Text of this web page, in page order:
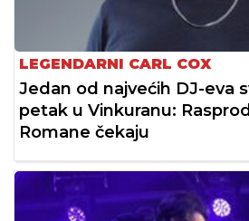
LEGENDARNI CARL COX
Jedan od najvećih DJ-eva
petak u Vinkuranu:
Romane čekaju